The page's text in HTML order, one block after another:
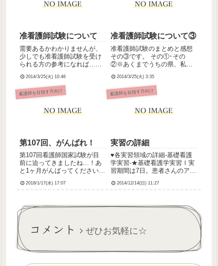
った気がします...
教育学もやりました。日常
准看護師試験について
需要あるかわかりませんが、
少しでも准看護師試験を受け
られる方の参考になれば…と
めてみました。主観的な感想
になっちゃったりしてます。
その①受験資格･試験科目その
かその③試験問題･合格基準
2014/3/25(火) 10:46
准看護師試験について③
准看護師試験のまとめと感想
その③です。 その①･その
②※あくまでうちの県、私の
県で違いがあると思いますの
で、参考程度に( ´_ゝ｀)ﾌｰﾝっ
て感じで流し読みしてくださ
150問で、選択肢から...
2014/3/25(火) 3:35
看護師を目指す方向け
第107回、がんばれ！
第107回看護師国家試験が目
前に迫ってきましたね…！あ
と1ヶ月がんばってください
回は、大雪のために開始時刻
がいて追加試験が実施された
りとアクシデ...
2018/1/17(水) 17:07
看護師を目指す方向け
実習の詳細
♥︎各実習領域の詳細‐基礎看護
学実習‐★基礎看護学実習Ⅰ実
習期間は7日。患者さんのアセ
をもとに必要な援助を考え、
己の患者さんとのかかわりを
2014/12/14(日) 11:27
コメント ぜひお気軽に☆